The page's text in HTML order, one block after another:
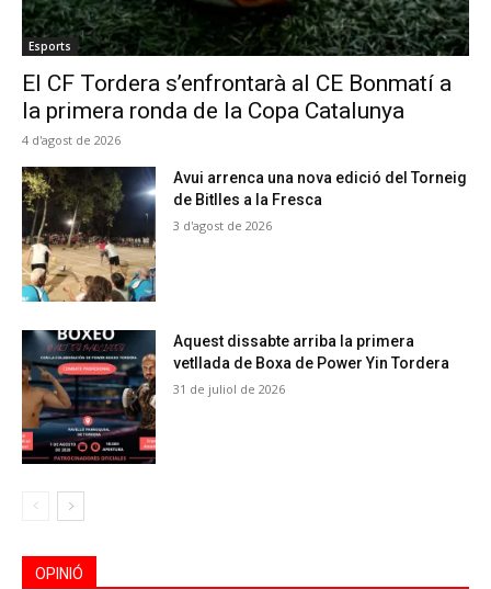
Esports
El CF Tordera s’enfrontarà al CE Bonmatí a
la primera ronda de la Copa Catalunya
4 d'agost de 2026
Avui arrenca una nova edició del Torneig
de Bitlles a la Fresca
3 d'agost de 2026
Aquest dissabte arriba la primera
vetllada de Boxa de Power Yin Tordera
31 de juliol de 2026
OPINIÓ